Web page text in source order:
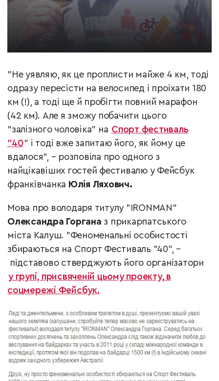
"Не уявляю, як це проплисти майже 4 км, тоді
одразу пересісти на велосипед і проїхати 180
км (!), а тоді ще й пробігти повний марафон
(42 км). Але я зможу побачити цього
"залізного чоловіка" на Спорт фестиваль
"40 " і тоді вже запитаю його, як йому це
вдалося", – розповіла про одного з
найцікавіших гостей фестивалю у Фейсбук
франківчанка Юлія Ляхович.
Мова про володаря титулу "IRONMAN"
Олександра Горгана з прикарпатського
міста Калуш. "Феноменальні особистості
збираються на Спорт Фестиваль "40", –
підставово стверджують його організатори
у групі, присвяченій цьому проекту, в
соцмережі Фейсбук.